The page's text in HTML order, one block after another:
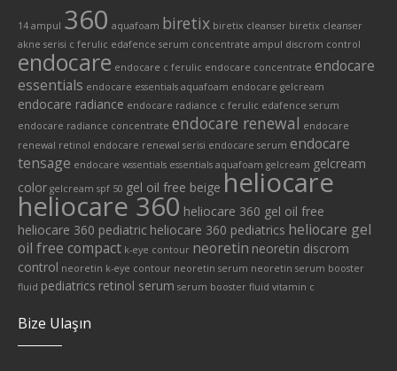
14 ampul 360 aquafoam biretix biretix cleanser biretix cleanser
akne serisi c ferulic edafence serum concentrate ampul discrom control
endocare endocare c ferulic endocare concentrate endocare
essentials endocare essentials aquafoam endocare gelcream
endocare radiance endocare radiance c ferulic edafence serum
endocare radiance concentrate endocare renewal endocare
renewal retinol endocare renewal serisi endocare serum endocare
tensage endocare wssentials essentials aquafoam gelcream gelcream
color gelcream spf 50 gel oil free beige heliocare
heliocare 360 heliocare 360 gel oil free
heliocare 360 pediatric heliocare 360 pediatrics heliocare gel
oil free compact k-eye contour neoretin neoretin discrom
control neoretin k-eye contour neoretin serum neoretin serum booster
fluid pediatrics retinol serum serum booster fluid vitamin c
Bize Ulaşın